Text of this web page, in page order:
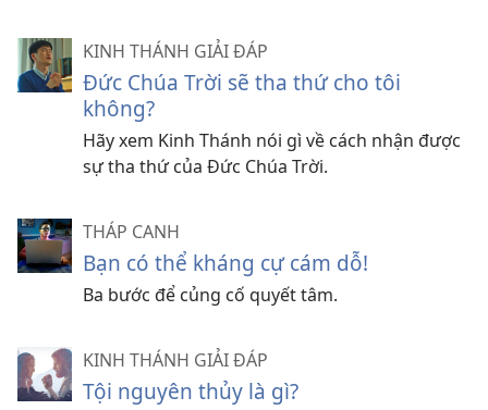
KINH THÁNH GIẢI ĐÁP
Đức Chúa Trời sẽ tha thứ cho tôi
không?
Hãy xem Kinh Thánh nói gì về cách nhận được
sự tha thứ của Đức Chúa Trời.
THÁP CANH
Bạn có thể kháng cự cám dỗ!
Ba bước để củng cố quyết tâm.
KINH THÁNH GIẢI ĐÁP
Tội nguyên thủy là gì?